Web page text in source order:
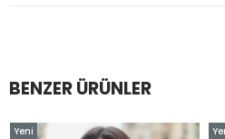
BENZER ÜRÜNLER
Yeni